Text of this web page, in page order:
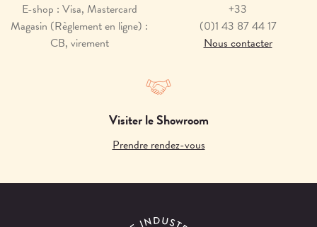
E-shop : Visa, Mastercard
Magasin (Règlement en ligne) :
CB, virement
+33
(0)1 43 87 44 17
Nous contacter
Visiter le Showroom
Prendre rendez-vous